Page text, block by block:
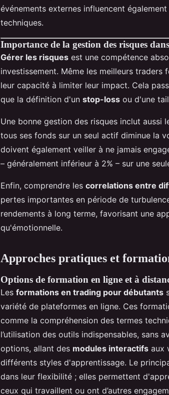
événements externes influencent
techniques.
Importance de la gestion des risques
Gérer les risques est une compétence
investissement. Même les meilleurs
leur capacité à limiter leur impact. Cela
que la définition d'un stop-loss ou d'une
Une bonne gestion des risques inclut
tous ses fonds sur un seul actif diminue la
doivent également veiller à ne jamais
– généralement inférieur à 2% – sur une
Enfin, comprendre les correlations entre
pertes importantes en période de
rendements à long terme, favorisant une
qu'émotionnelle.
Approches pratiques et
Options de formation en ligne et à
Les formations en trading pour débutants
variété de plateformes en ligne. Ces
comme la compréhension des termes
l’utilisation des outils indispensables, sans
options, allant des modules interactifs aux
différents styles d'apprentissage. Le
dans leur flexibilité ; elles permettent
ceux qui travaillent ou ont d’autres